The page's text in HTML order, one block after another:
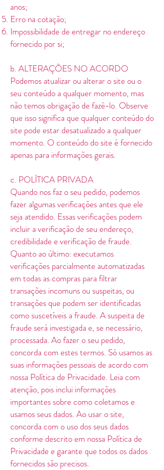
anos;
Erro na cotação;
Impossibilidade de entregar no endereço
fornecido por si;
b. ALTERAÇÕES NO ACORDO
Podemos atualizar ou alterar o site ou o
seu conteúdo a qualquer momento, mas
não temos obrigação de fazê-lo. Observe
que isso significa que qualquer conteúdo do
site pode estar desatualizado a qualquer
momento. O conteúdo do site é fornecido
apenas para informações gerais.
c. POLÍTICA PRIVADA
Quando nos faz o seu pedido, podemos
fazer algumas verificações antes que ele
seja atendido. Essas verificações podem
incluir a verificação de seu endereço,
credibilidade e verificação de fraude.
Quanto ao último: executamos
verificações parcialmente automatizadas
em todas as compras para filtrar
transações incomuns ou suspeitas, ou
transações que podem ser identificadas
como suscetíveis a fraude. A suspeita de
fraude será investigada e, se necessário,
processada. Ao fazer o seu pedido,
concorda com estes termos. Só usamos as
suas informações pessoais de acordo com
nossa Política de Privacidade. Leia com
atenção, pois inclui informações
importantes sobre como coletamos e
usamos seus dados. Ao usar o site,
concorda com o uso dos seus dados
conforme descrito em nossa Política de
Privacidade e garante que todos os dados
fornecidos são precisos.